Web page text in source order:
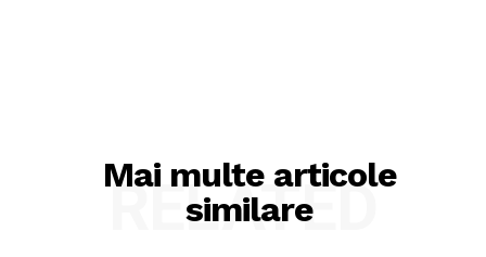
Mai multe articole
similare
RELATED